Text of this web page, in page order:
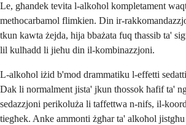
Le, għandek tevita l-alkoħol kompletament
methocarbamol flimkien. Din ir-
tkun kawta żejda, hija bbażata fuq tħassib ta'
lil kulħadd li jieħu din il-kombinazzjoni.
L-alkoħol iżid b'mod drammatiku l-effetti
Dak li normalment jista' jkun tħossok ħafif ta'
sedazzjoni perikoluża li taffettwa n-nifs, il-
tiegħek. Anke ammonti żgħar ta' alkoħol